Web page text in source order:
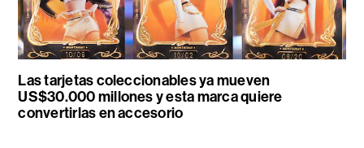
Las tarjetas coleccionables ya mueven
US$30.000 millones y esta marca quiere
convertirlas en accesorio